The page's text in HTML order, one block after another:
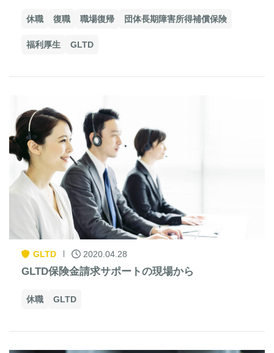
休職 復職 職場復帰 団体長期障害所得補償保険
福利厚生 GLTD
GLTD 2020.04.28
GLTD保険金請求サポートの現場から
休職 GLTD